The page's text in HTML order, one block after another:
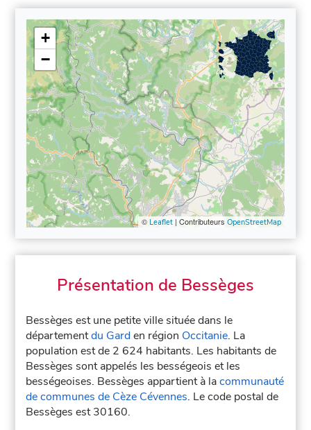
+
−
© Leaflet| Contributeurs OpenStreetMap
Présentation de Bessèges
Bessèges est une petite ville située dans le
départementdu Garden région Occitanie. La
population est de 2 624 habitants. Les habitants de
Bessèges sont appelés les bességeois et les
bességeoises. Bessèges appartient à lacommunauté
de communes de Cèze Cévennes. Le code postal de
Bessèges est 30160.